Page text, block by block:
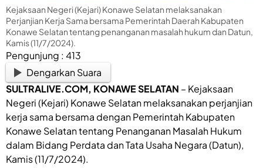
Kejaksaan Negeri (Kejari) Konawe Selatan melaksanakan
Perjanjian Kerja Sama bersama Pemerintah Daerah Kabupaten
Konawe Selatan tentang penanganan masalah hukum dan Datun,
Kamis (11/7/2024).
Pengunjung : 413
Dengarkan Suara
SULTRALIVE.COM, KONAWE SELATAN – Kejaksaan
Negeri (Kejari) Konawe Selatan melaksanakan perjanjian
kerja sama bersama dengan Pemerintah Kabupaten
Konawe Selatan tentang Penanganan Masalah Hukum
dalam Bidang Perdata dan Tata Usaha Negara (Datun),
Kamis (11/7/2024).